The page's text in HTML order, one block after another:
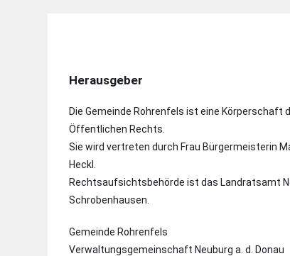
Herausgeber
Die Gemeinde Rohrenfels ist eine Körperschaft
Öffentlichen Rechts.
Sie wird vertreten durch Frau Bürgermeisterin
Heckl.
Rechtsaufsichtsbehörde ist das Landratsamt
Schrobenhausen.
Gemeinde Rohrenfels
Verwaltungsgemeinschaft Neuburg a. d. Donau